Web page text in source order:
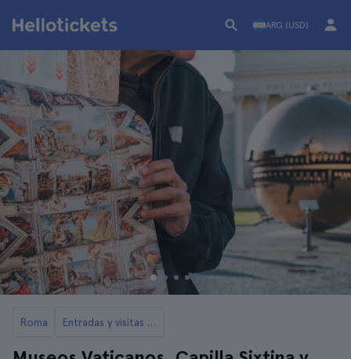
ARG (USD)
Roma Entradas y visitas al Vaticano